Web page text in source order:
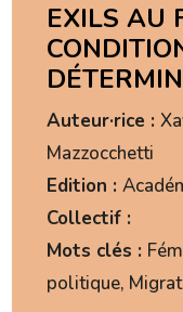
EXILS AU
Auteur·rice :
Mazzocchetti
Edition :
Collectif :
Mots clés :
politique,